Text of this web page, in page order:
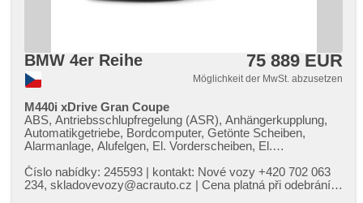
BMW 4er Reihe 75 889 EUR
Möglichkeit der MwSt. abzusetzen
M440i xDrive Gran Coupe
ABS, Antriebsschlupfregelung (ASR), Anhängerkupplung,
Automatikgetriebe, Bordcomputer, Getönte Scheiben,
Alarmanlage, Alufelgen, El. Vorderscheiben, El.
beheizte Sitze, Wegfahrsperre, Zentralverriegelung, El.
einstellbare Sitze, Antrieb 4x4, Sportfahrgestell,
Číslo nabídky: 245593 | kontakt: Nové vozy ​+420 702 063
234,​ skladovevozy@acrauto.cz | Cena platná při odebrání